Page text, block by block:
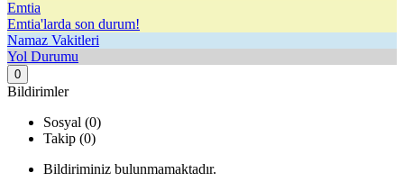
Emtia
Emtia'larda son durum!
Namaz Vakitleri
Yol Durumu
0
Bildirimler
Sosyal (0)
Takip (0)
Bildiriminiz bulunmamaktadır.